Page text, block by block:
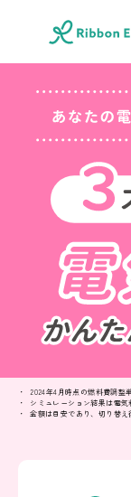
2024年4月時点の燃料費調整
シミュレーション結果は電気
金額は目安であり、切り替え